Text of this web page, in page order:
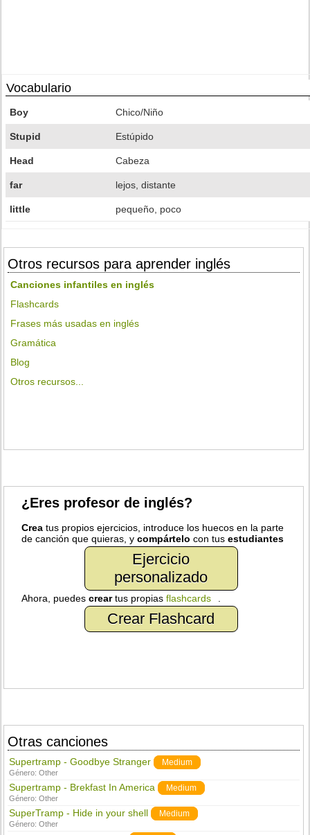
Vocabulario
Boy Chico/Niño
Stupid Estúpido
Head Cabeza
far lejos, distante
little pequeño, poco
Otros recursos para aprender inglés
Canciones infantiles en inglés
Flashcards
Frases más usadas en inglés
Gramática
Blog
Otros recursos...
¿Eres profesor de inglés?
Crea tus propios ejercicios, introduce los huecos en la parte
de canción que quieras, ycompártelo con tusestudiantes
Ejercicio
personalizado
Ahora, puedescreartus propiasflashcards
Crear Flashcard
Otras canciones
Supertramp - Goodbye Stranger Medium
Género:Other
Supertramp - Brekfast In America Medium
Género:Other
SuperTramp - Hide in your shell Medium
Género:Other